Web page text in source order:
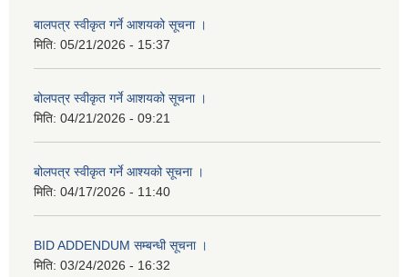
बालपत्र स्वीकृत गर्ने आशयको सूचना ।
मिति: 05/21/2026 - 15:37
बोलपत्र स्वीकृत गर्ने आशयको सूचना ।
मिति: 04/21/2026 - 09:21
बोलपत्र स्वीकृत गर्ने आश्यको सूचना ।
मिति: 04/17/2026 - 11:40
BID ADDENDUM सम्बन्धी सूचना ।
मिति: 03/24/2026 - 16:32